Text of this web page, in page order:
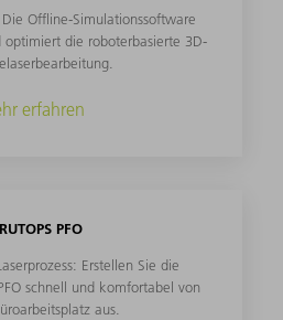
Offline-Simulationssoftware
die roboterbasierte 3D-
erfahren
PFO
Erstellen Sie die
schnell und komfortabel von
aus.